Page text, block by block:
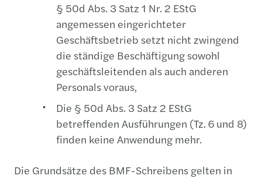
§ 50d Abs. 3 Satz 1 Nr. 2 EStG
angemessen eingerichteter
Geschäftsbetrieb setzt nicht zwingend
die ständige Beschäftigung sowohl
geschäftsleitenden als auch anderen
Personals voraus,
Die § 50d Abs. 3 Satz 2 EStG
betreffenden Ausführungen (Tz. 6 und 8)
finden keine Anwendung mehr.
Die Grundsätze des BMF-Schreibens gelten in